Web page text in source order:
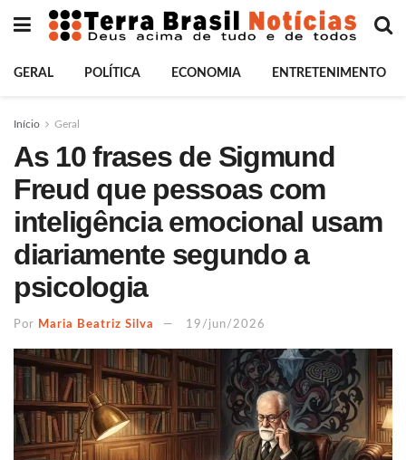
GERAL POLÍTICA ECONOMIA ENTRETENIMENTO
Início Geral
As 10 frases de Sigmund
Freud que pessoas com
inteligência emocional usam
diariamente segundo a
psicologia
Por Maria Beatriz Silva 19/jun/2026